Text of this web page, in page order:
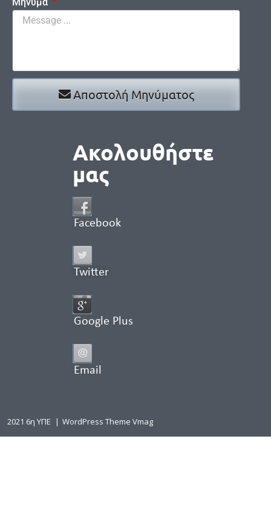
Μήνυμα
Αποστολή Μηνύματος
Ακολουθήστε
μας
Facebook
Twitter
Google Plus
Email
2021 6η ΥΠΕ | WordPress Theme Vmag